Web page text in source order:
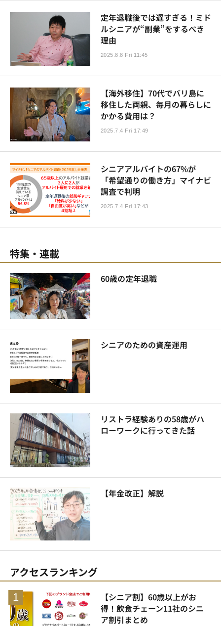
定年退職後では遅すぎる！ミド
ルシニアが“副業”をするべき
理由
2025.8.8 Fri 11:45
【海外移住】70代でバリ島に
移住した両親、毎月の暮らしに
かかる費用は？
2025.7.4 Fri 17:49
シニアアルバイトの67%が
「希望通りの働き方」マイナビ
調査で判明
2025.7.4 Fri 17:43
特集・連載
60歳の定年退職
シニアのための資産運用
リストラ経験ありの58歳がハ
ローワークに行ってきた話
【年金改正】解説
アクセスランキング
【シニア割】60歳以上がお
得！飲食チェーン11社のシニ
ア割引まとめ